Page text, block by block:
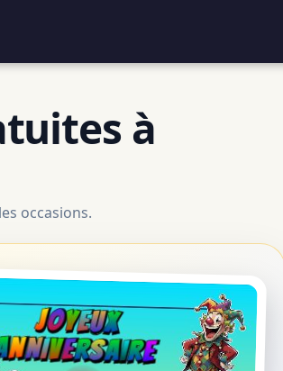
à
occasions.